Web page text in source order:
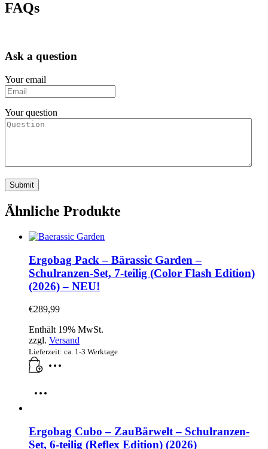
FAQs
Ask a question
Your email
Your question
Ähnliche Produkte
Ergobag Pack – Bärassic Garden –
Schulranzen-Set, 7-teilig (Color Flash Edition)
(2026) – NEU!
€289,99
Enthält 19% MwSt.
zzgl. Versand
Lieferzeit: ca. 1-3 Werktage
Ergobag Cubo – ZauBärwelt – Schulranzen-
Set, 6-teilig (Reflex Edition) (2026)